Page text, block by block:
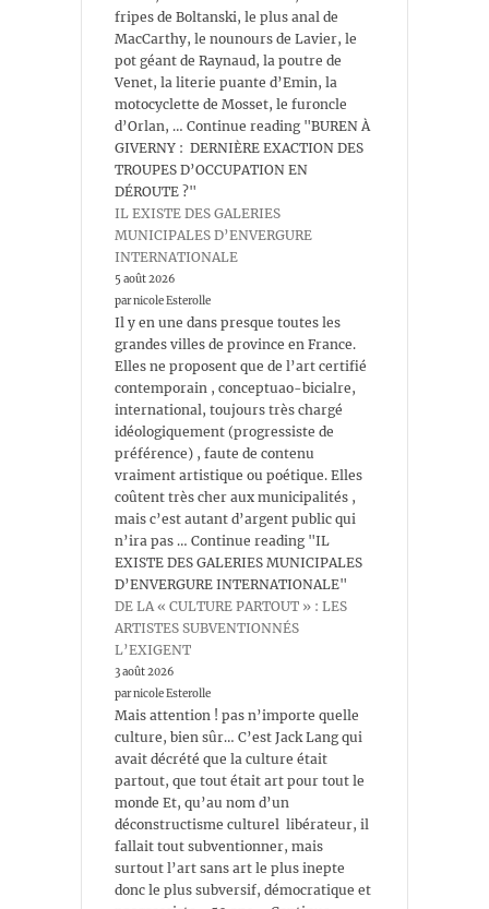
fripes de Boltanski, le plus anal de
MacCarthy, le nounours de Lavier, le
pot géant de Raynaud, la poutre de
Venet, la literie puante d’Emin, la
motocyclette de Mosset, le furoncle
d’Orlan, … Continue reading "BUREN À
GIVERNY : DERNIÈRE EXACTION DES
TROUPES D’OCCUPATION EN
DÉROUTE ?"
IL EXISTE DES GALERIES
MUNICIPALES D’ENVERGURE
INTERNATIONALE
5 août 2026
par nicole Esterolle
Il y en une dans presque toutes les
grandes villes de province en France.
Elles ne proposent que de l’art certifié
contemporain , conceptuao-bicialre,
international, toujours très chargé
idéologiquement (progressiste de
préférence) , faute de contenu
vraiment artistique ou poétique. Elles
coûtent très cher aux municipalités ,
mais c’est autant d’argent public qui
n’ira pas … Continue reading "IL
EXISTE DES GALERIES MUNICIPALES
D’ENVERGURE INTERNATIONALE"
DE LA « CULTURE PARTOUT » : LES
ARTISTES SUBVENTIONNÉS
L’EXIGENT
3 août 2026
par nicole Esterolle
Mais attention ! pas n’importe quelle
culture, bien sûr… C’est Jack Lang qui
avait décrété que la culture était
partout, que tout était art pour tout le
monde Et, qu’au nom d’un
déconstructisme culturel libérateur, il
fallait tout subventionner, mais
surtout l’art sans art le plus inepte
donc le plus subversif, démocratique et